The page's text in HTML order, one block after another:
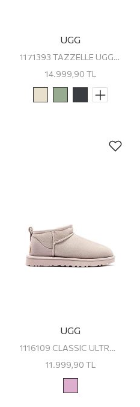
UGG
1171393 TAZZELLE UGG KADIN PLATFORM TERLİK
14.999,90 TL
UGG
1116109 CLASSIC ULTRA MINI UGG Kadın Bot
11.999,90 TL